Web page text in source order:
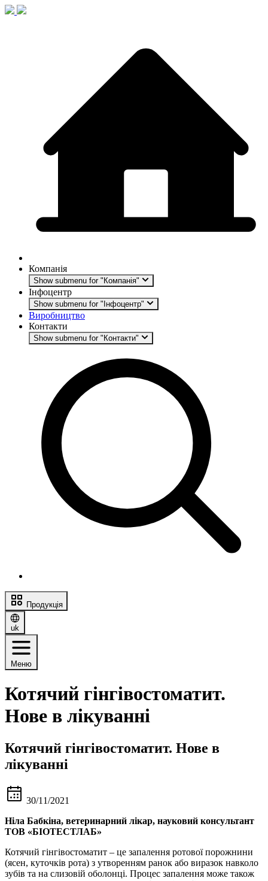
Компанія
Show submenu for "Компанія"
Інфоцентр
Show submenu for "Інфоцентр"
Виробництво
Контакти
Show submenu for "Контакти"
Продукція
uk
Меню
Котячий гінгівостоматит.
Нове в лікуванні
Котячий гінгівостоматит. Нове в
лікуванні
30/11/2021
Ніла Бабкіна, ветеринарний лікар, науковий консультант
ТОВ «БІОТЕСТЛАБ»
Котячий гінгівостоматит – це запалення ротової порожнини
(ясен, куточків рота) з утворенням ранок або виразок навколо
зубів та на слизовій оболонці. Процес запалення може також